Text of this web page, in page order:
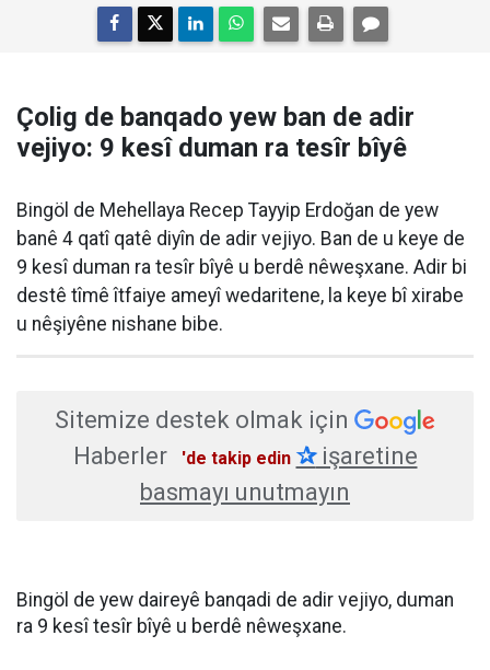
Çolig de banqado yew ban de adir
vejiyo: 9 kesî duman ra tesîr bîyê
Bingöl de Mehellaya Recep Tayyip Erdoğan de yew
banê 4 qatî qatê diyîn de adir vejiyo. Ban de u keye de
9 kesî duman ra tesîr bîyê u berdê nêweşxane. Adir bi
destê tîmê îtfaiye ameyî wedaritene, la keye bî xirabe
u nêşiyêne nishane bibe.
Sitemize destek olmak için
Haberler
'de takip edin ✰işaretine
basmayı unutmayın
Bingöl de yew daireyê banqadi de adir vejiyo, duman
ra 9 kesî tesîr bîyê u berdê nêweşxane.